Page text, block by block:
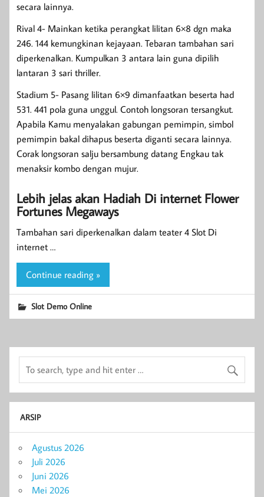
secara lainnya.
Rival 4- Mainkan ketika perangkat lilitan 6×8 dgn maka
246. 144 kemungkinan kejayaan. Tebaran tambahan sari
diperkenalkan. Kumpulkan 3 antara lain guna dipilih
lantaran 3 sari thriller.
Stadium 5- Pasang lilitan 6×9 dimanfaatkan beserta had
531. 441 pola guna unggul. Contoh longsoran tersangkut.
Apabila Kamu menyalakan gabungan pemimpin, simbol
pemimpin bakal dihapus beserta diganti secara lainnya.
Corak longsoran salju bersambung datang Engkau tak
menaksir kombo dengan mujur.
Lebih jelas akan Hadiah Di internet Flower
Fortunes Megaways
Tambahan sari diperkenalkan dalam teater 4 Slot Di
internet …
Continue reading »
Slot Demo Online
ARSIP
Agustus 2026
Juli 2026
Juni 2026
Mei 2026